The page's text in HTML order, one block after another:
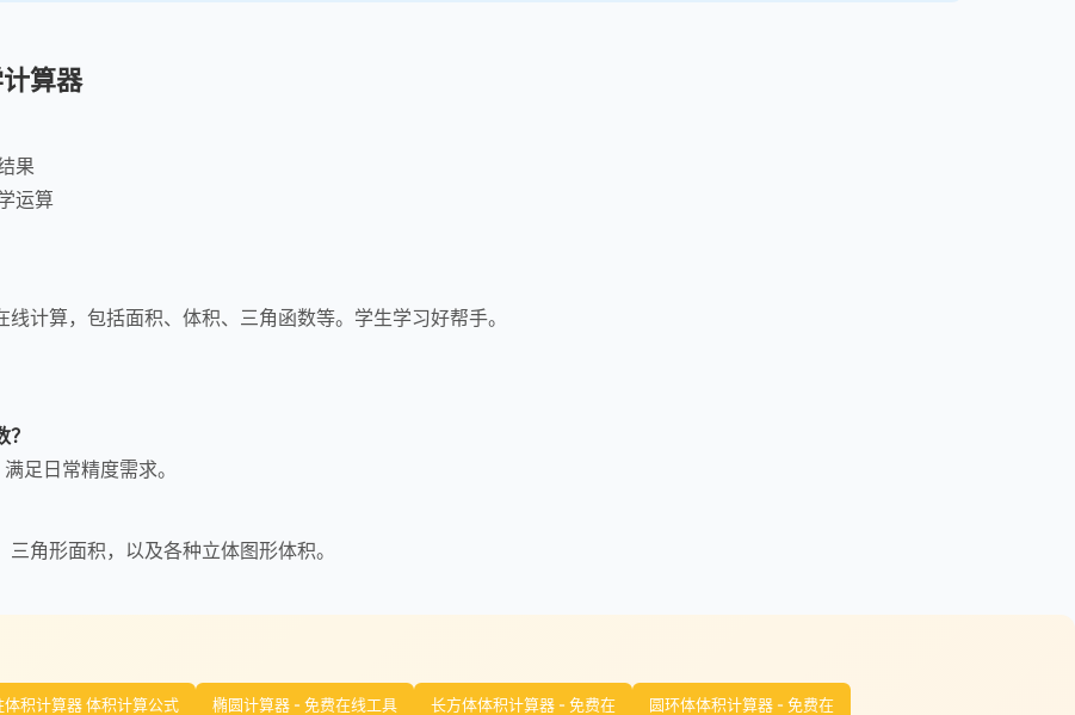
算器
果
运算
计算，包括面积、体积、三角函数等。学生学习好帮手。
足日常精度需求。
角形面积，以及各种立体图形体积。
体积计算器 体积计算公式 椭圆计算器 - 免费在线工具 长方体体积计算器 - 免费在 圆环体体积计算器 - 免费在